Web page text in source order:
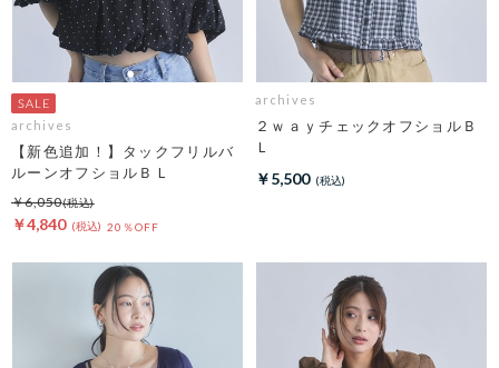
archives
【新色追加！】タックフリルバ
ルーンオフショルＢＬ
￥4,840 20％OFF
￥6,050
archives
２ｗａｙチェックオフショルＢ
Ｌ
￥5,500